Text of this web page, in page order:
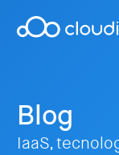
Blog
IaaS,